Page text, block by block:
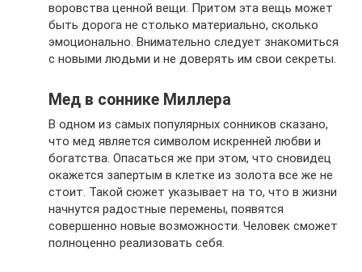
воровства ценной вещи. Притом эта вещь может
быть дорога не столько материально, сколько
эмоционально. Внимательно следует знакомиться
с новыми людьми и не доверять им свои секреты.
Мед в соннике Миллера
В одном из самых популярных сонников сказано,
что мед является символом искренней любви и
богатства. Опасаться же при этом, что сновидец
окажется запертым в клетке из золота все же не
стоит. Такой сюжет указывает на то, что в жизни
начнутся радостные перемены, появятся
совершенно новые возможности. Человек сможет
полноценно реализовать себя.